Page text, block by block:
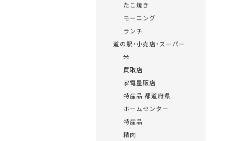
たこ焼き
モーニング
ランチ
道の駅・小売店・スーパー
米
買取店
家電量販店
特産品 都道府県
ホームセンター
特産品
精肉